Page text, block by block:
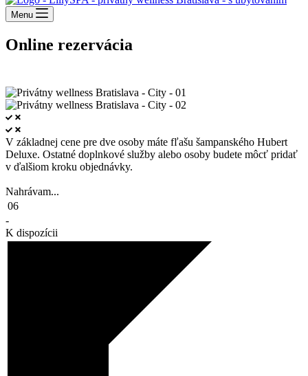
Menu
Online rezervácia
V základnej cene pre dve osoby máte fľašu šampanského Hubert
Deluxe. Ostatné doplnkové služby alebo osoby budete môcť pridať
v ďalšiom kroku objednávky.
Nahrávam...
06
-
K dispozícii